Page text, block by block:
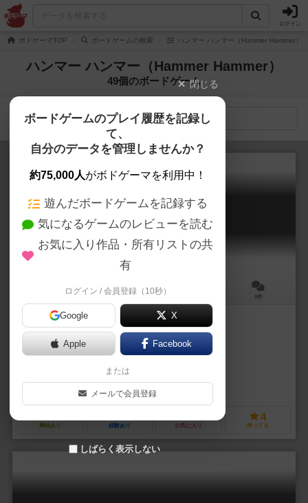
ログイン
ボドゲーマTOP ボードゲームの検索 ハンマー ハンマー（Hammer Hammer）
ハンマー ハンマー（Hammer Hammer）
49個のボードゲーム
検索メニュー
ハンマー・オブ・ザ・スコッツ
Hammer of the Scots
120～180分 0件
作品説明文の編集者を募集中
ジェリー・テイラー（Jerry Taylor）
トム・ダルグレー（Tom
コロンビアゲームズ（Columbia Games）
興味あり 経験あり お気に入り
4
持ってる
閉じる
ボードゲームのプレイ履歴を記録し
て、
自分のデータを管理しませんか？
約75,000人がボドゲーマを利用中！
遊んだボードゲームを記録する
気になるゲームのレビューを読む
お気に入り作品・所有リストの共
有
ログイン / 会員登録（10秒）
Google X
Apple Facebook
または
メールで会員登録
しばらく表示しない